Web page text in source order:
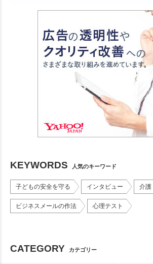
KEYWORDS 人気のキーワード
子どもの安全を守る インタビュー 介護
ビジネスメールの作法 心理テスト
CATEGORY カテゴリー